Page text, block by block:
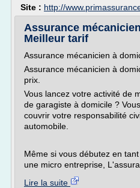
Site : http://
Assurance
Meilleur tarif
Assurance mécanicien à
Assurance mécanicien à
prix.
Vous lancez votre activité de
de garagiste à domicile ?
couvrir votre responsabilité
automobile.
Même si vous débutez en
une micro entreprise,
Lire la suite